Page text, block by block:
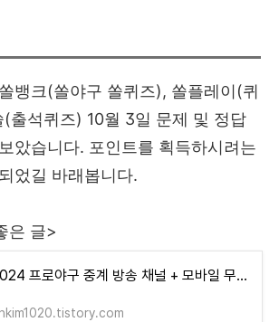
뱅크(쏠야구 쏠퀴즈), 쏠플레이(퀴
출석퀴즈) 10월 3일 문제 및 정답
았습니다. 포인트를 획득하시려는
었길 바래봅니다.
은 글>
2024 프로야구 중계 방송 채널 + 모바일 무료 중계 보기 (티빙)